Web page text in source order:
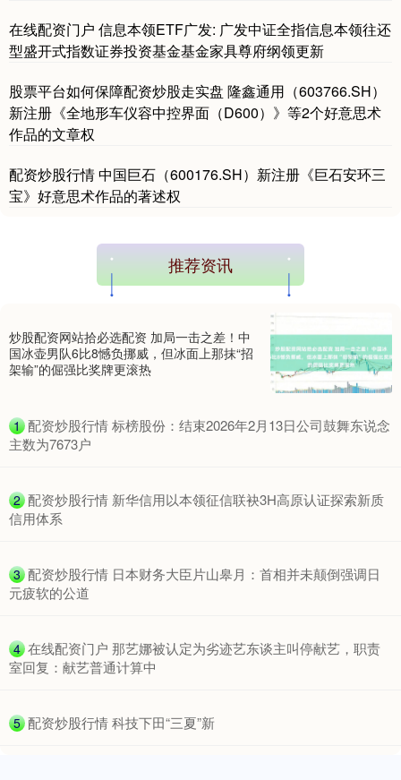
在线配资门户 信息本领ETF广发: 广发中证全指信息本领往还
型盛开式指数证券投资基金基金家具尊府纲领更新
股票平台如何保障配资炒股走实盘 隆鑫通用（603766.SH）
新注册《全地形车仪容中控界面（D600）》等2个好意思术
作品的文章权
配资炒股行情 中国巨石（600176.SH）新注册《巨石安环三
宝》好意思术作品的著述权
推荐资讯
炒股配资网站拾必选配资 加局一击之差！中
国冰壶男队6比8憾负挪威，但冰面上那抹“招
架输”的倔强比奖牌更滚热
1 ​配资炒股行情 标榜股份：结束2026年2月13日公司鼓舞东说念
主数为7673户
2 ​配资炒股行情 新华信用以本领征信联袂3H高原认证探索新质
信用体系
3 ​配资炒股行情 日本财务大臣片山皋月：首相并未颠倒强调日
元疲软的公道
4 ​在线配资门户 那艺娜被认定为劣迹艺东谈主叫停献艺，职责
室回复：献艺普通计算中
5 ​配资炒股行情 科技下田“三夏”新